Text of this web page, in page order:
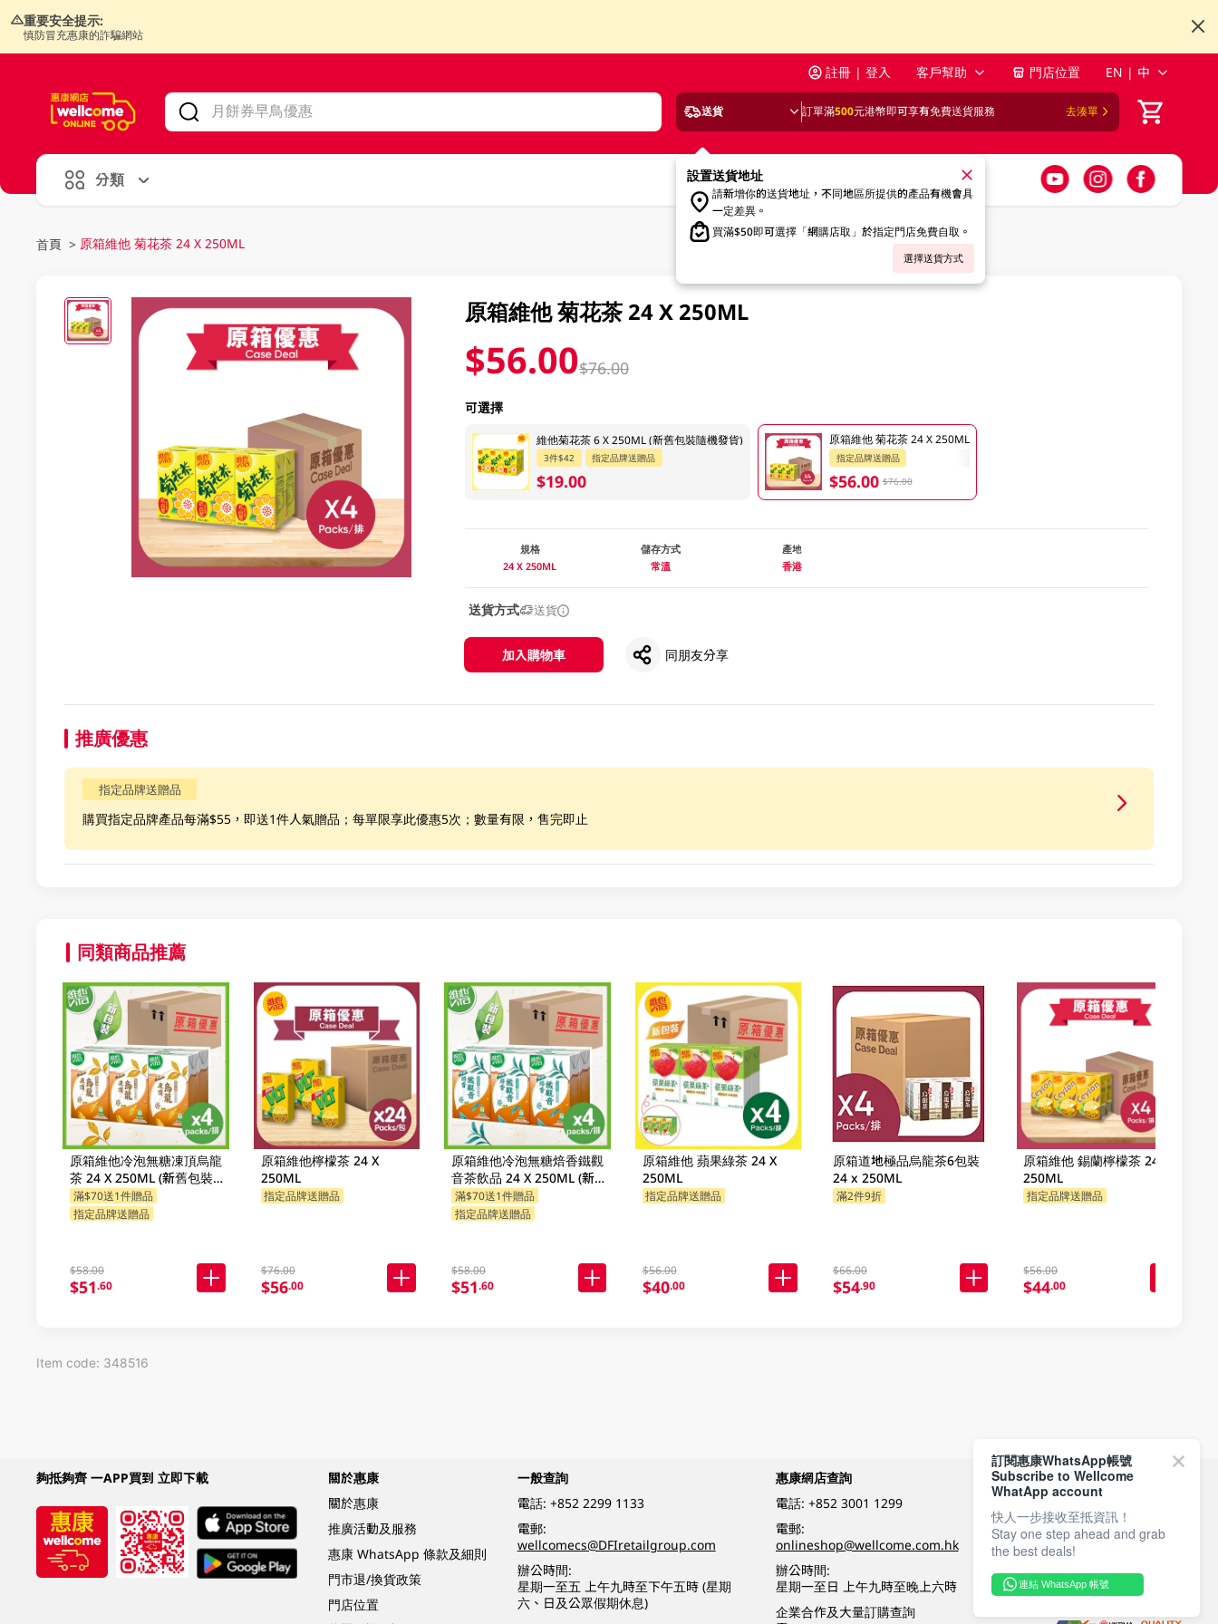
重要安全提示:
慎防冒充惠康的詐騙網站
註冊 | 登入 客戶幫助 門店位置 EN | 中
送貨 訂單滿500元港幣即可享有免費送貨服務 去湊單
設置送貨地址
請新增你的送貨地址，不同地區所提供的產品有機會具
一定差異。
買滿$50即可選擇「網購店取」於指定門店免費自取。
選擇送貨方式
分類
首頁 > 原箱維他 菊花茶 24 X 250ML
原箱維他 菊花茶 24 X 250ML
$56.00$76.00
可選擇
維他菊花茶 6 X 250ML (新舊包裝隨機發貨)
3件$42 指定品牌送贈品
$19.00
原箱維他 菊花茶 24 X 250ML
指定品牌送贈品
$56.00 $76.00
規格
24 X 250ML
儲存方式
常溫
產地
香港
送貨方式 送貨
加入購物車 同朋友分享
推廣優惠
指定品牌送贈品
購買指定品牌產品每滿$55，即送1件人氣贈品；每單限享此優惠5次；數量有限，售完即止
同類商品推薦
原箱維他冷泡無糖凍頂烏龍
茶 24 X 250ML (新舊包裝隨
機發貨)
滿$70送1件贈品
指定品牌送贈品
$58.00
$51.60
原箱維他檸檬茶 24 X
250ML
指定品牌送贈品
$76.00
$56.00
原箱維他冷泡無糖焙香鐵觀
音茶飲品 24 X 250ML (新舊
包裝隨機發貨)
滿$70送1件贈品
指定品牌送贈品
$58.00
$51.60
原箱維他 蘋果綠茶 24 X
250ML
指定品牌送贈品
$56.00
$40.00
原箱道地極品烏龍茶6包裝
24 x 250ML
滿2件9折
$66.00
$54.90
原箱維他 錫蘭檸檬茶 24 X
250ML
指定品牌送贈品
$56.00
$44.00
Item code: 348516
夠抵夠齊 一APP買到 立即下載
關於惠康
關於惠康
推廣活動及服務
惠康 WhatsApp 條款及細則
門市退/換貨政策
門店位置
一般查詢
電話: +852 2299 1133
電郵:
wellcomecs@DFIretailgroup.com
辦公時間:
星期一至五 上午九時至下午五時 (星期
六、日及公眾假期休息)
惠康網店查詢
電話: +852 3001 1299
電郵:
onlineshop@wellcome.com.hk
辦公時間:
星期一至日 上午九時至晚上六時
企業合作及大量訂購查詢
付款方式
關注我們
訂閱惠康WhatsApp帳號
Subscribe to Wellcome
WhatApp account
快人一步接收至抵資訊！
Stay one step ahead and grab
the best deals!
連結 WhatsApp 帳號